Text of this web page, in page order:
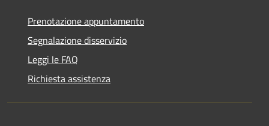
Prenotazione appuntamento
Segnalazione disservizio
Leggi le FAQ
Richiesta assistenza